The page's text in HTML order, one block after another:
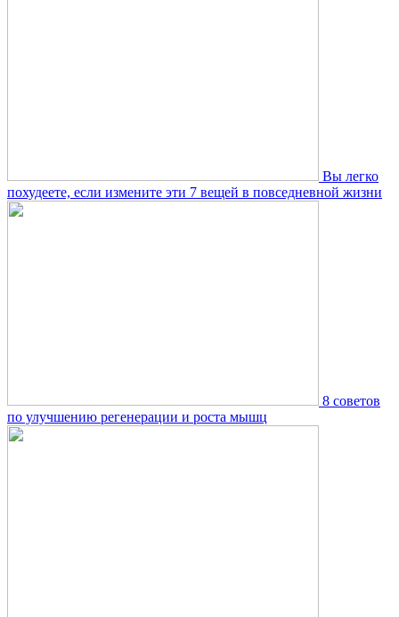
Вы легко
похудеете, если измените эти 7 вещей в повседневной жизни
8 советов
по улучшению регенерации и роста мышц